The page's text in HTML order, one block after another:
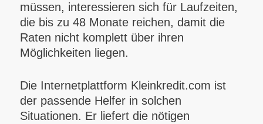
müssen, interessieren sich für Laufzeiten,
die bis zu 48 Monate reichen, damit die
Raten nicht komplett über ihren
Möglichkeiten liegen.
Die Internetplattform Kleinkredit.com ist
der passende Helfer in solchen
Situationen. Er liefert die nötigen